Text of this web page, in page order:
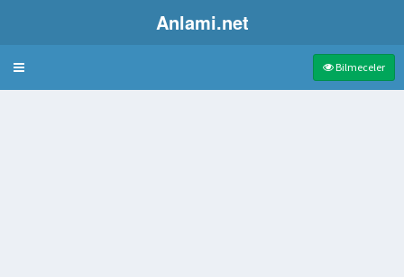
Anlami.net
Bulmaca Bilmeceler